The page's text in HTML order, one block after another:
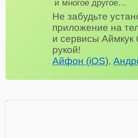
и многое другое…
Не забудьте
приложение на
и сервисы Аймкук
рукой!
Айфон (iOS),